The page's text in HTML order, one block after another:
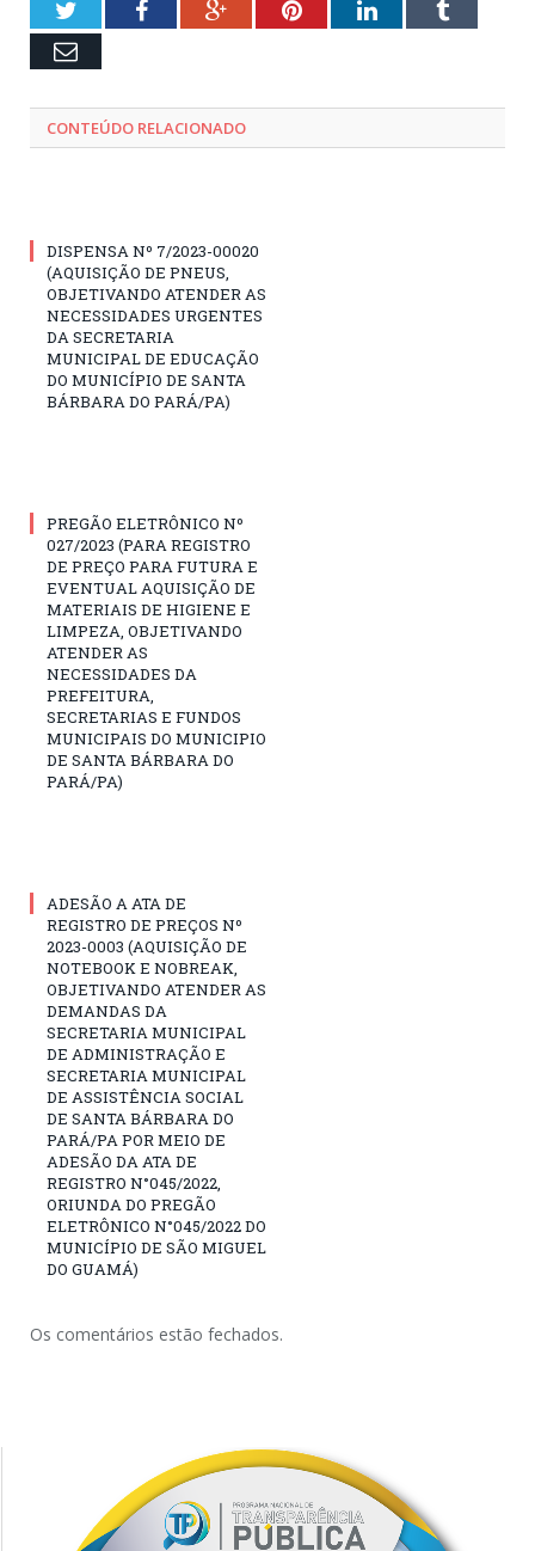
TwitterFacebookGoogle+PinterestLinkedInTumblr
Email
CONTEÚDO RELACIONADO
DISPENSA Nº 7/2023-00020
(AQUISIÇÃO DE PNEUS,
OBJETIVANDO ATENDER AS
NECESSIDADES URGENTES
DA SECRETARIA
MUNICIPAL DE EDUCAÇÃO
DO MUNICÍPIO DE SANTA
BÁRBARA DO PARÁ/PA)
PREGÃO ELETRÔNICO Nº
027/2023 (PARA REGISTRO
DE PREÇO PARA FUTURA E
EVENTUAL AQUISIÇÃO DE
MATERIAIS DE HIGIENE E
LIMPEZA, OBJETIVANDO
ATENDER AS
NECESSIDADES DA
PREFEITURA,
SECRETARIAS E FUNDOS
MUNICIPAIS DO MUNICIPIO
DE SANTA BÁRBARA DO
PARÁ/PA)
ADESÃO A ATA DE
REGISTRO DE PREÇOS Nº
2023-0003 (AQUISIÇÃO DE
NOTEBOOK E NOBREAK,
OBJETIVANDO ATENDER AS
DEMANDAS DA
SECRETARIA MUNICIPAL
DE ADMINISTRAÇÃO E
SECRETARIA MUNICIPAL
DE ASSISTÊNCIA SOCIAL
DE SANTA BÁRBARA DO
PARÁ/PA POR MEIO DE
ADESÃO DA ATA DE
REGISTRO N°045/2022,
ORIUNDA DO PREGÃO
ELETRÔNICO N°045/2022 DO
MUNICÍPIO DE SÃO MIGUEL
DO GUAMÁ)
Os comentários estão fechados.